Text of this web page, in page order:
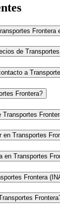
Frontera
de
a
Frontera?
en Transportes
en Transportes
Frontera